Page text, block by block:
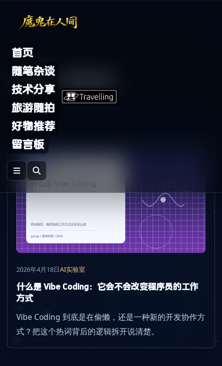
首页
随笔杂谈
技术分享
旅游随拍
好物推荐
留言板
Archive
标签：
2026年4月18日AI实验室
什么是 Vibe Coding：它会不会改变程序员的工作
方式
Vibe Coding 到底是在偷懒，还是一种新的开发协作方
式？把这个热词背后的逻辑拆开说清楚。